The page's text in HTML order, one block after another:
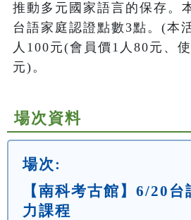
推動多元國家語言的保存。
台語家庭認證點數3點。(本
人100元(會員價1人80元、
元)。
場次資料
場次:
【南科考古館】6/20
力課程